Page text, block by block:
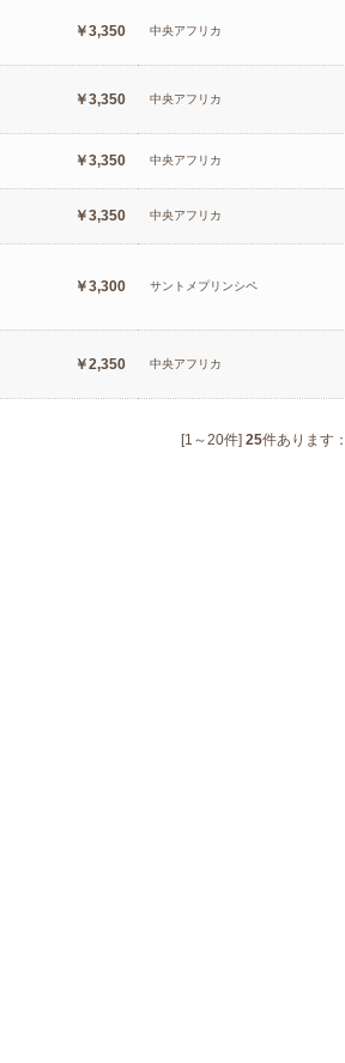
￥3,350 中央アフリカ
￥3,350 中央アフリカ
￥3,350 中央アフリカ
￥3,350 中央アフリカ
￥3,300 サントメプリンシペ
￥2,350 中央アフリカ
[1～20件] 25件あります ：